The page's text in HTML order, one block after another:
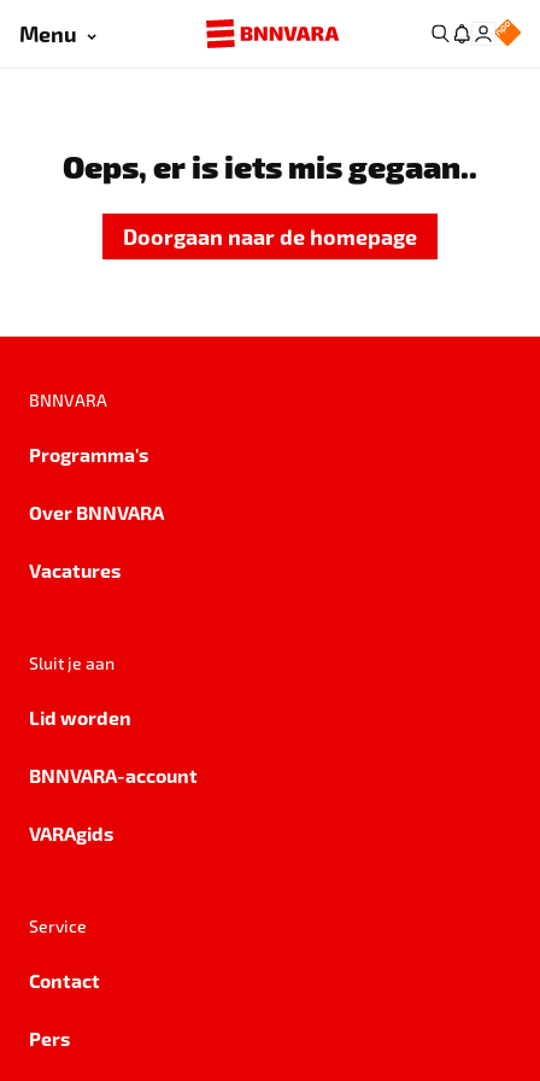
Menu
Oeps, er is iets mis gegaan..
Doorgaan naar de homepage
BNNVARA
Programma's
Over BNNVARA
Vacatures
Sluit je aan
Lid worden
BNNVARA-account
VARAgids
Service
Contact
Pers